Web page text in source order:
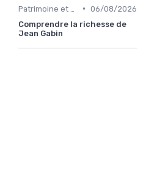
• 06/08/2026
Comprendre la richesse de
Jean Gabin